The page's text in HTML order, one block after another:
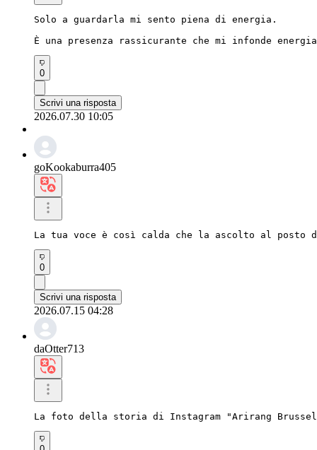
Solo a guardarla mi sento piena di energia.
È una presenza rassicurante che mi infonde
0
Scrivi una risposta
2026.07.30 10:05
goKookaburra405
La tua voce è così calda che la ascolto al
0
Scrivi una risposta
2026.07.15 04:28
daOtter713
La foto della storia di Instagram "Arirang